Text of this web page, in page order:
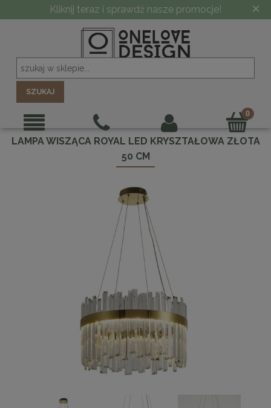
Kliknij teraz i sprawdź nasze promocje! ×
SZUKAJ
LAMPA WISZĄCA ROYAL LED KRYSZTAŁOWA ZŁOTA
50 CM